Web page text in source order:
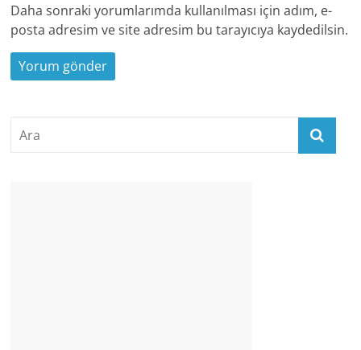
Daha sonraki yorumlarımda kullanılması için adım, e-
posta adresim ve site adresim bu tarayıcıya kaydedilsin.